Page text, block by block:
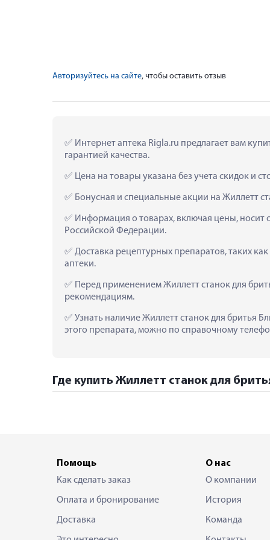
Авторизуйтесь на сайте, чтобы оставить отзыв
Интернет аптека Rigla.ru предлагает вам
гарантией качества.
Цена на товары указана без учета скидок и
Бонусная и специальные акции на Жиллетт
Информация о товарах, включая цены, носит
Российской Федерации.
Доставка рецептурных препаратов, таких
аптеки.
Перед применением Жиллетт станок для
рекомендациям.
Узнать наличие Жиллетт станок для бритья
этого препарата, можно по справочному
Где купить Жиллетт станок для
Помощь
Как сделать заказ
Оплата и бронирование
Доставка
О нас
О компании
История
Команда